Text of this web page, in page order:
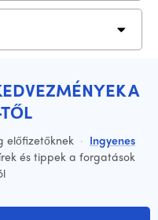
A
előfizetőknek · Ingyenes
és tippek a forgatások